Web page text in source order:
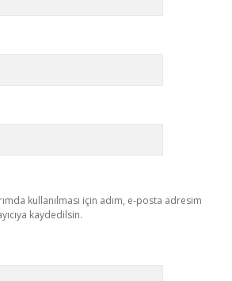
kullanılması için adım, e-posta adresim
kaydedilsin.